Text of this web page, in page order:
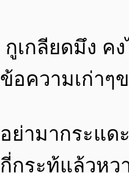
กูเกลียดมึง ค
ข้อความเก่าๆ
อย่ามากระแด
กี่กระทู้แล้วหว